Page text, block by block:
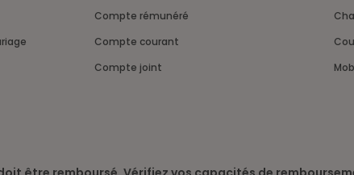
Compte rémunéré
Compte courant
Compte joint